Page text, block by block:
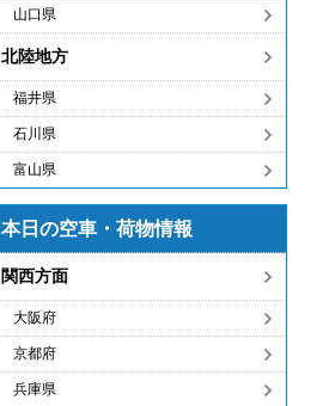
山口県
北陸地方
福井県
石川県
富山県
本日の空車・荷物情報
関西方面
大阪府
京都府
兵庫県